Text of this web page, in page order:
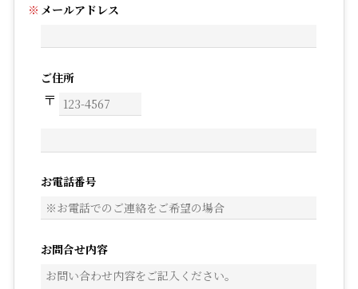
メールアドレス
ご住所
お電話番号
お問合せ内容